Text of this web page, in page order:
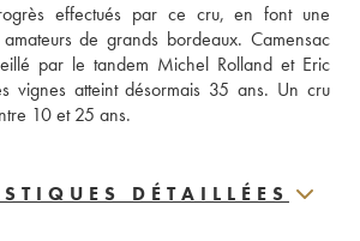
effectués par ce cru, en font une
de grands bordeaux. Camensac
par le tandem Michel Rolland et Eric
vignes atteint désormais 35 ans. Un cru
10 et 25 ans.
DÉTAILLÉES